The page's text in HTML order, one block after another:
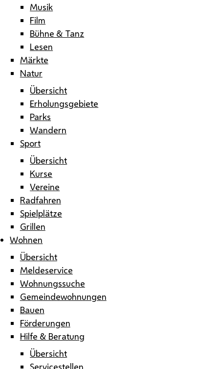
Musik
Film
Bühne & Tanz
Lesen
Märkte
Natur
Übersicht
Erholungsgebiete
Parks
Wandern
Sport
Übersicht
Kurse
Vereine
Radfahren
Spielplätze
Grillen
Wohnen
Übersicht
Meldeservice
Wohnungssuche
Gemeindewohnungen
Bauen
Förderungen
Hilfe & Beratung
Übersicht
Servicestellen